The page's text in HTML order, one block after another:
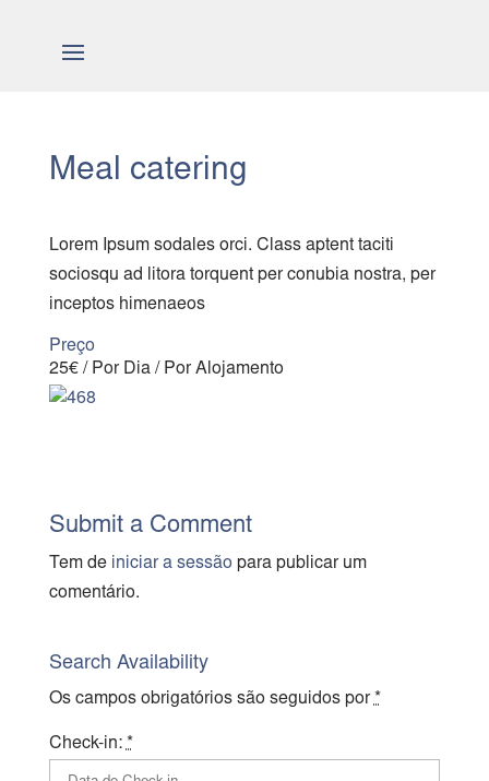
Meal catering
Lorem Ipsum sodales orci. Class aptent taciti
sociosqu ad litora torquent per conubia nostra, per
inceptos himenaeos
Preço
25€/ Por Dia / Por Alojamento
Submit a Comment
Tem de iniciar a sessão para publicar um
comentário.
Search Availability
Os campos obrigatórios são seguidos por *
Check-in: *